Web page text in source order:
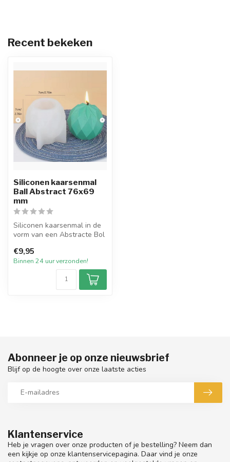
Recent bekeken
Siliconen kaarsenmal
Ball Abstract 76x69
mm
Siliconen kaarsenmal in de
vorm van een Abstracte Bol
bi...
€9,95
Binnen 24 uur verzonden!
Klantenservice
Heb je vragen over onze producten of je bestelling? Neem dan
een kijkje op onze klantenservicepagina. Daar vind je onze
Abonneer je op onze nieuwsbrief
Blijf op de hoogte over onze laatste acties